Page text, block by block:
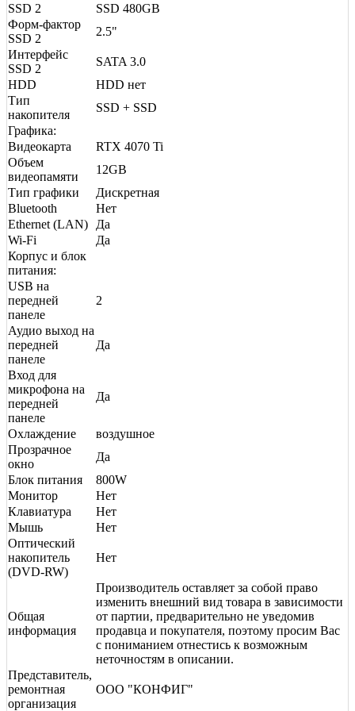
SSD 2
SSD 480GB
Форм-фактор
SSD 2
2.5"
Интерфейс
SSD 2
SATA 3.0
HDD
HDD нет
Тип
накопителя
SSD + SSD
Графика:
Видеокарта
RTX 4070 Ti
Объем
видеопамяти
12GB
Тип графики
Дискретная
Bluetooth
Нет
Ethernet (LAN)
Да
Wi-Fi
Да
Корпус и блок
питания:
USB на
передней
панеле
2
Аудио выход на
передней
панеле
Да
Вход для
микрофона на
передней
панеле
Да
Охлаждение
воздушное
Прозрачное
окно
Да
Блок питания
800W
Монитор
Нет
Клавиатура
Нет
Мышь
Нет
Оптический
накопитель
(DVD-RW)
Нет
Общая
информация
Производитель оставляет за собой право
изменить внешний вид товара в зависимости
от партии, предварительно не уведомив
продавца и покупателя, поэтому просим Вас
с пониманием отнестись к возможным
неточностям в описании.
Представитель,
ремонтная
организация
ООО "КОНФИГ"